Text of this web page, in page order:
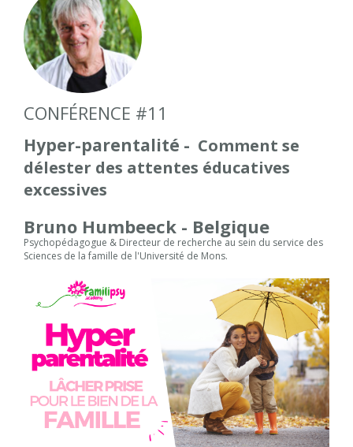
CONFÉRENCE #11
Hyper-parentalité - Comment se
délester des attentes éducatives
excessives
Bruno Humbeeck - Belgique
Psychopédagogue & Directeur de recherche au sein du service des
Sciences de la famille de l'Université de Mons.